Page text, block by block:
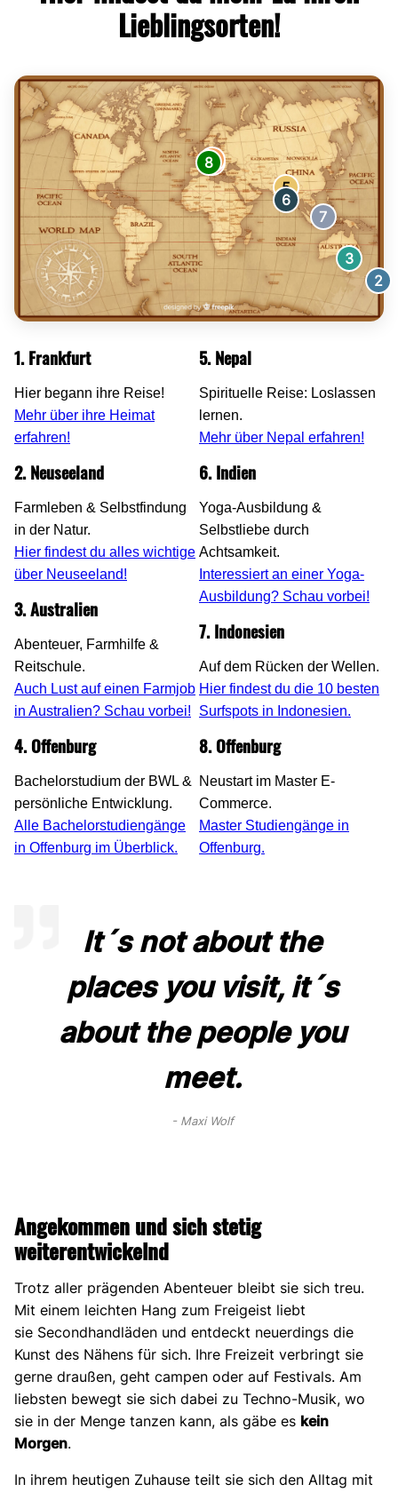
Lieblingsorten!
1
2
3
4
5
6
7
8
1. Frankfurt
Hier begann ihre Reise!
Mehr über ihre Heimat
erfahren!
2. Neuseeland
Farmleben & Selbstfindung
in der Natur.
Hier findest du alles wichtige
über Neuseeland!
3. Australien
Abenteuer, Farmhilfe &
Reitschule.
Auch Lust auf einen Farmjob
in Australien? Schau vorbei!
4. Offenburg
Bachelorstudium der BWL &
persönliche Entwicklung.
Alle Bachelorstudiengänge
in Offenburg im Überblick.
5. Nepal
Spirituelle Reise: Loslassen
lernen.
Mehr über Nepal erfahren!
6. Indien
Yoga-Ausbildung &
Selbstliebe durch
Achtsamkeit.
Interessiert an einer Yoga-
Ausbildung? Schau vorbei!
7. Indonesien
Auf dem Rücken der Wellen.
Hier findest du die 10 besten
Surfspots in Indonesien.
8. Offenburg
Neustart im Master E-
Commerce.
Master Studiengänge in
Offenburg.
It´s not about the
places you visit, it´s
about the people you
meet.
Maxi Wolf
Angekommen und sich stetig
weiterentwickelnd
Trotz aller prägenden Abenteuer bleibt sie sich treu.
Mit einem leichten Hang zum Freigeist liebt
sie Secondhandläden und entdeckt neuerdings die
Kunst des Nähens für sich. Ihre Freizeit verbringt sie
gerne draußen, geht campen oder auf Festivals. Am
liebsten bewegt sie sich dabei zu Techno-Musik, wo
sie in der Menge tanzen kann, als gäbe es kein
Morgen.
In ihrem heutigen Zuhause teilt sie sich den Alltag mit